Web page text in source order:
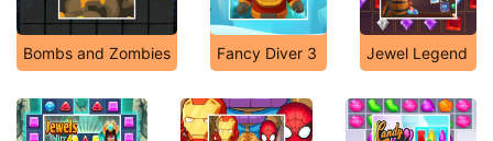
Bombs and Zombies Fancy Diver 3 Jewel Legend